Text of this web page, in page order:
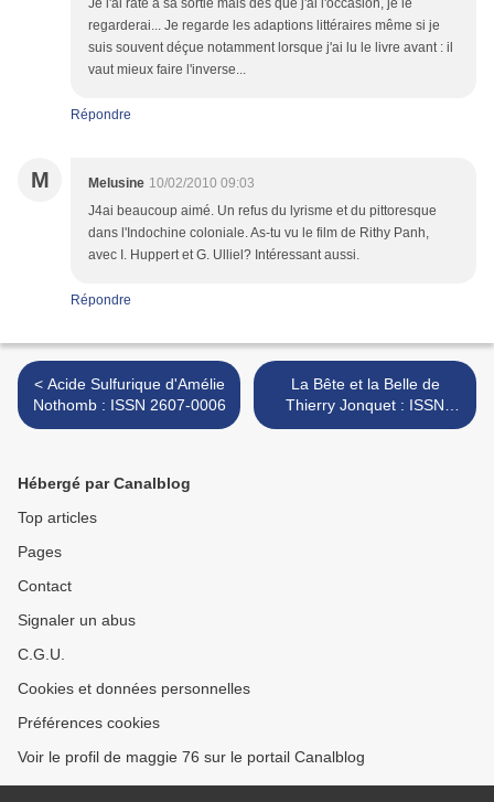
Je l'ai raté à sa sortie mais dès que j'ai l'occasion, je le
regarderai... Je regarde les adaptions littéraires même si je
suis souvent déçue notamment lorsque j'ai lu le livre avant : il
vaut mieux faire l'inverse...
Répondre
M Melusine 10/02/2010 09:03
J4ai beaucoup aimé. Un refus du lyrisme et du pittoresque
dans l'Indochine coloniale. As-tu vu le film de Rithy Panh,
avec I. Huppert et G. Ulliel? Intéressant aussi.
Répondre
< Acide Sulfurique d'Amélie
Nothomb : ISSN 2607-0006
La Bête et la Belle de
Thierry Jonquet : ISSN
2607-0006 >
Hébergé par Canalblog
Top articles
Pages
Contact
Signaler un abus
C.G.U.
Cookies et données personnelles
Préférences cookies
Voir le profil de maggie 76 sur le portail Canalblog